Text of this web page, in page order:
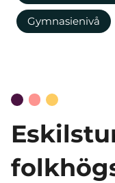
Gymnasienivå